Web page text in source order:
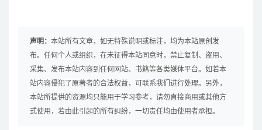
声明： 本站所有文章，如无特殊说明或标注，均为本站原创发
布。任何个人或组织，在未征得本站同意时，禁止复制、盗用、
采集、发布本站内容到任何网站、书籍等各类媒体平台。如若本
站内容侵犯了原著者的合法权益，可联系我们进行处理。另外，
本站所提供的资源均只能用于学习参考，请勿直接商用或其他方
式使用，若由此引起的所有纠纷，一切责任均由使用者承担。